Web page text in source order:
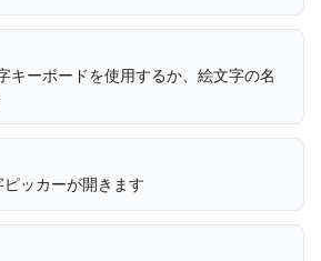
キーボードを使用するか、絵文字の名
ピッカーが開きます